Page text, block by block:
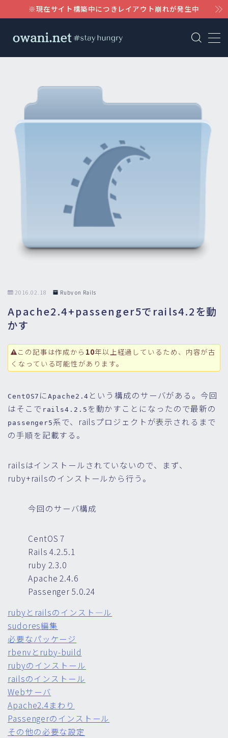
※現在サイト構築中につきレイアウト崩れが発生中
MENU
WordPress
Notion
Claude
2016.02.18 Ruby on Rails
Apache2.4+passenger5でrails4.2を動
かす
この記事は作成から 10年以上経過しているため、内容が古
くなっている可能性があります。
CentOS7 にApache2.4 という構成のサーバがある。今回
はそこで rails4.2.5 を動かすことになったので最新の
passenger5系で、railsプロジェクトが表示されるまで
の手順を記載する。
railsはインストールされていないので、まず、
ruby+railsのインストールから行う。
今回のサーバ構成
CentOS 7
Rails 4.2.5.1
ruby 2.3.0
Apache 2.4.6
Passenger 5.0.24
rubyとrailsのインスト―ル
sudores編集
必要なパッケージ
rbenvとruby-build
rubyのインストール
railsのインストール
Webサーバ
Apache2.4まわり
Passengerのインストール
その他の必要な設定